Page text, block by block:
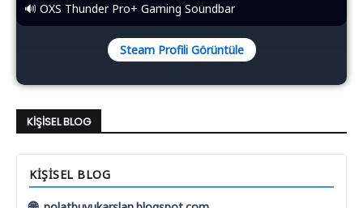
🔊 OXS Thunder Pro+ Gaming Soundbar
Steam Profili Görüntüle
KIŞISEL BLOG
KIŞISEL BLOG